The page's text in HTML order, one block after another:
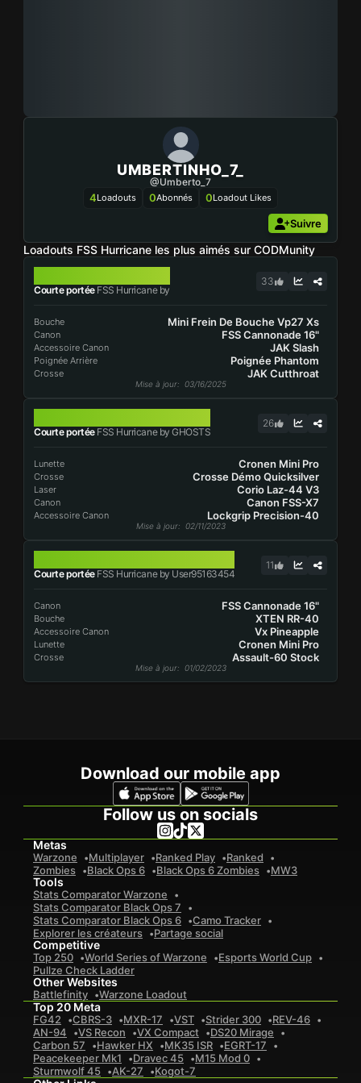
UMBERTINHO_7_
@umberto_7
4Loadouts 0Abonnés 0Loadout Likes
Suivre
Loadouts FSS Hurricane les plus aimés sur CODMunity
Courte portéeFSS Hurricane by
33
Bouche Mini Frein De Bouche Vp27 Xs
Canon FSS Cannonade 16"
Accessoire Canon JAK Slash
Poignée Arrière Poignée Phantom
Crosse JAK Cutthroat
Mise à jour: 03/16/2025
Courte portéeFSS Hurricane by GHOSTS
26
Lunette Cronen Mini Pro
Crosse Crosse Démo Quicksilver
Laser Corio Laz-44 V3
Canon Canon FSS-X7
Accessoire Canon Lockgrip Precision-40
Mise à jour: 02/11/2023
Courte portéeFSS Hurricane by User95163454
11
Canon FSS Cannonade 16"
Bouche XTEN RR-40
Accessoire Canon Vx Pineapple
Lunette Cronen Mini Pro
Crosse Assault-60 Stock
Mise à jour: 01/02/2023
Download our mobile app
Follow us on socials
Metas
Warzone Multiplayer Ranked Play
Ranked
Zombies
Black Ops 6 Black Ops 6 Zombies MW3
Tools
Stats Comparator Warzone
Stats Comparator Black Ops 7
Stats Comparator Black Ops 6
Camo Tracker
Explorer les créateurs
Partage social
Competitive
Top 250 World Series of Warzone
Esports World Cup
Pullze Check Ladder
Other Websites
Battlefinity Warzone Loadout
Top 20 Meta
FG42 CBRS-3 MXR-17 VST Strider 300
REV-46
AN-94
VS Recon VX Compact
DS20 Mirage
Carbon 57
Hawker HX MK35 ISR
EGRT-17
Peacekeeper Mk1
Dravec 45
M15 Mod 0
Sturmwolf 45
AK-27 Kogot-7